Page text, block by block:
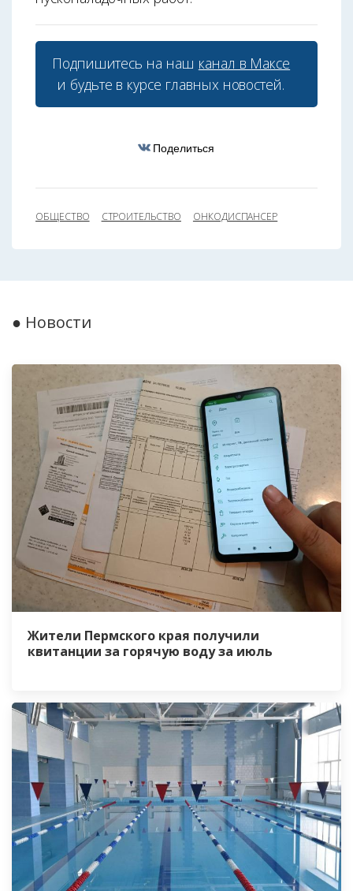
Подпишитесь на наш канал в Максе
и будьте в курсе главных новостей.
Поделиться
ОБЩЕСТВО СТРОИТЕЛЬСТВО ОНКОДИСПАНСЕР
● Новости
Жители Пермского края получили
квитанции за горячую воду за июль